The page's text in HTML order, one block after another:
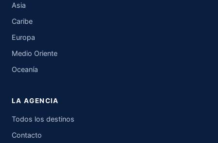
Asia
Caribe
Europa
Medio Oriente
Oceanía
LA AGENCIA
Todos los destinos
Contacto